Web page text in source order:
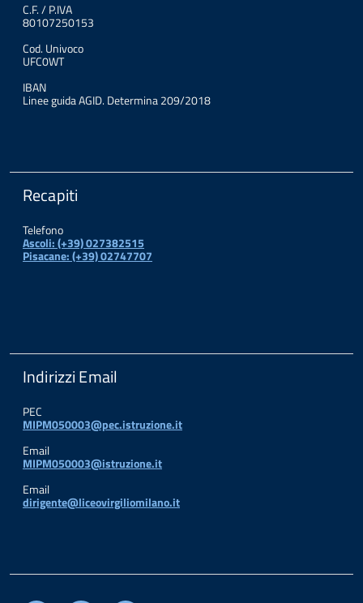
C.F. / P.IVA
80107250153
Cod. Univoco
UFC0WT
IBAN
Linee guida AGID. Determina 209/2018
Recapiti
Telefono
Ascoli: (+39) 027382515
Pisacane: (+39) 02747707
Indirizzi Email
PEC
MIPM050003@pec.istruzione.it
Email
MIPM050003@istruzione.it
Email
dirigente@liceovirgiliomilano.it